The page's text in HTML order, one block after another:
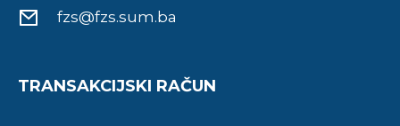
fzs@fzs.sum.ba
TRANSAKCIJSKI RAČUN